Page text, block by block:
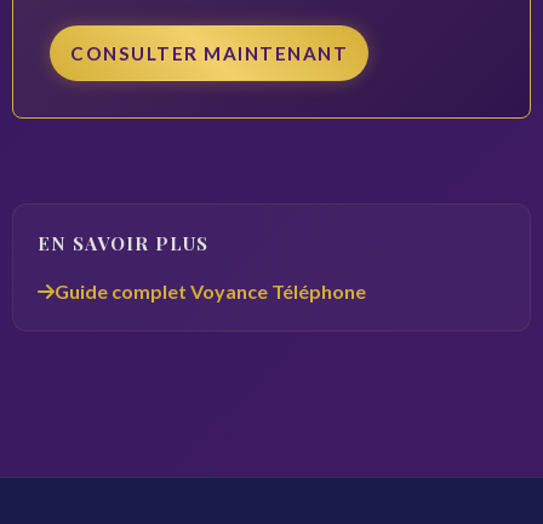
CONSULTER MAINTENANT
EN SAVOIR PLUS
Guide complet Voyance Téléphone